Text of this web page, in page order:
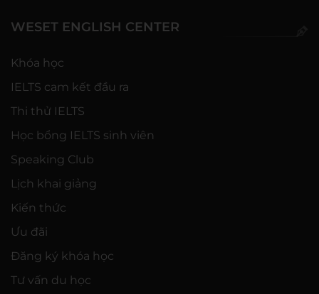
WESET ENGLISH CENTER
Khóa học
IELTS cam kết đầu ra
Thi thử IELTS
Học bổng IELTS sinh viên
Speaking Club
Lịch khai giảng
Kiến thức
Ưu đãi
Đăng ký khóa học
Tư vấn du học